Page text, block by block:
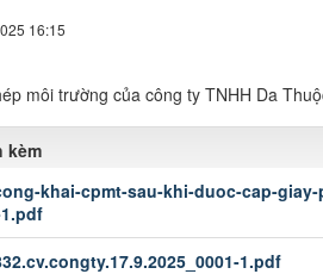
16:15
môi trường của công ty TNHH Da
kèm
khai-cpmt-sau-khi-duoc-cap-
1.pdf